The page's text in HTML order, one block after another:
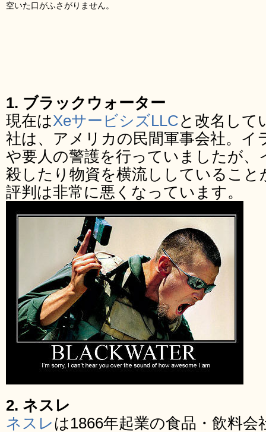
空いた口がふさがりません。
1. ブラックウォーター
現在はXeサービシズLLCと改名して
社は、アメリカの民間軍事会社。イ
や要人の警護を行っていましたが、
殺したり物資を横流ししているこ
評判は非常に悪くなっています。
2. ネスレ
ネスレは1866年起業の食品・飲料